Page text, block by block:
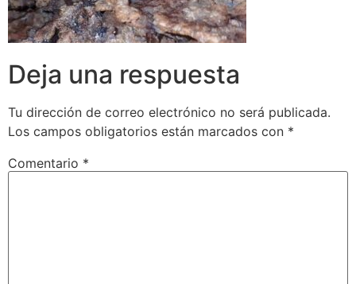
Deja una respuesta
Tu dirección de correo electrónico no será publicada.
Los campos obligatorios están marcados con *
Comentario *